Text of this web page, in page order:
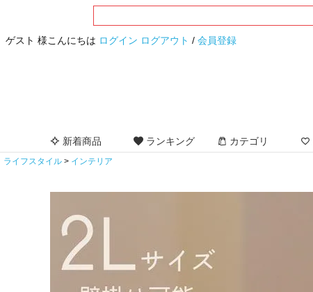
ゲスト 様こんにちは ログイン ログアウト / 会員登録
新着商品 ランキング カテゴリ
ライフスタイル インテリア